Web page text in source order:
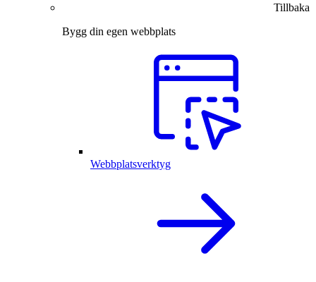
Tillbaka
Bygg din egen webbplats
Webbplatsverktyg